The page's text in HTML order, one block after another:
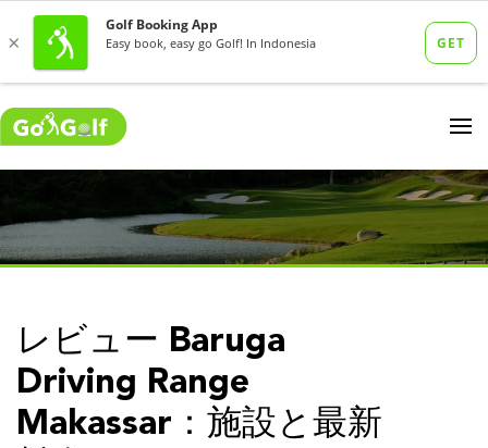
レビュー Baruga
Driving Range
Makassar：施設と最新